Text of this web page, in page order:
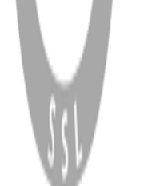
WhatsApp Facebook
Copyright
2026 Dükkan Hifi